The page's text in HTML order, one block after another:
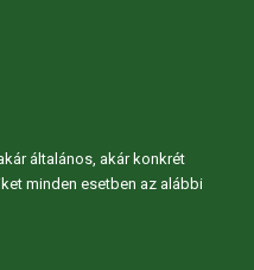
általános, akár konkrét
minden esetben az alábbi